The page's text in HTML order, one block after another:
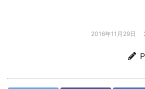
2016年11月29日